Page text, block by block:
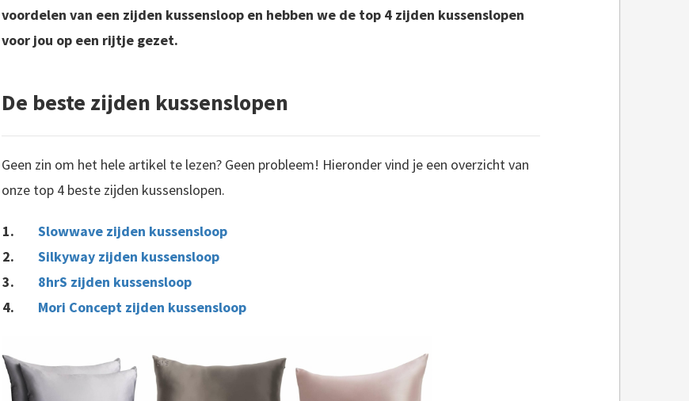
voordelen van een zijden kussensloop en hebben we de top 4 zijden kussenslopen
voor jou op een rijtje gezet.
De beste zijden kussenslopen
Geen zin om het hele artikel te lezen? Geen probleem! Hieronder vind je een overzicht van
onze top 4 beste zijden kussenslopen.
Slowwave zijden kussensloop
Silkyway zijden kussensloop
8hrS zijden kussensloop
Mori Concept zijden kussensloop